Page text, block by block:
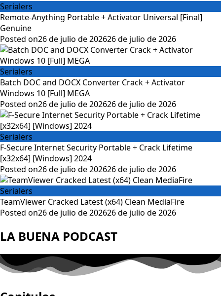
Serialers
Remote-Anything Portable + Activator Universal [Final]
Genuine
Posted on26 de julio de 202626 de julio de 2026
Serialers
Batch DOC and DOCX Converter Crack + Activator
Windows 10 [Full] MEGA
Posted on26 de julio de 202626 de julio de 2026
Serialers
F-Secure Internet Security Portable + Crack Lifetime
[x32x64] [Windows] 2024
Posted on26 de julio de 202626 de julio de 2026
Serialers
TeamViewer Cracked Latest (x64) Clean MediaFire
Posted on26 de julio de 202626 de julio de 2026
LA BUENA PODCAST